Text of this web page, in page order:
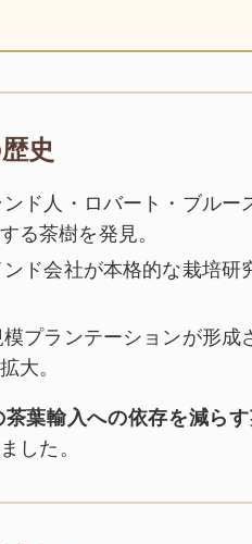
史
ド人・ロバート・ブルー
る茶樹を発見。
ンド会社が本格的な栽培研
プランテーションが形成
大。
葉輸入への依存を減ら
した。